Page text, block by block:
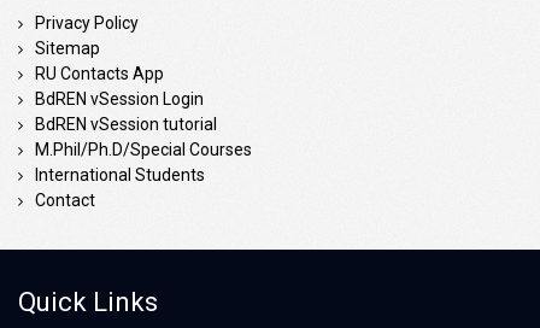
Privacy Policy
Sitemap
RU Contacts App
BdREN vSession Login
BdREN vSession tutorial
M.Phil/Ph.D/Special Courses
International Students
Contact
Quick Links